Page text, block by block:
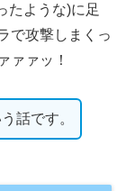
たような)に足
で攻撃しまくっ
ァァッ！
話です。